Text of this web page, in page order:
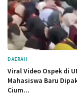
DAERAH
Viral Video Ospek di
Mahasiswa Baru
Cium...